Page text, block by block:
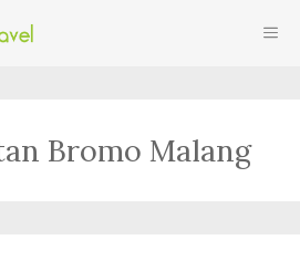
Bromo Malang